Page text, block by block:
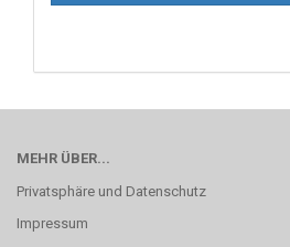
MEHR ÜBER...
Privatsphäre und Datenschutz
Impressum